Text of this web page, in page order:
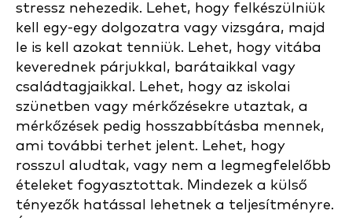
stressz nehezedik. Lehet, hogy felkészülniük
kell egy-egy dolgozatra vagy vizsgára, majd
le is kell azokat tenniük. Lehet, hogy vitába
keverednek párjukkal, barátaikkal vagy
családtagjaikkal. Lehet, hogy az iskolai
szünetben vagy mérkőzésekre utaztak, a
mérkőzések pedig hosszabbításba mennek,
ami további terhet jelent. Lehet, hogy
rosszul aludtak, vagy nem a legmegfelelőbb
ételeket fogyasztottak. Mindezek a külső
tényezők hatással lehetnek a teljesítményre.